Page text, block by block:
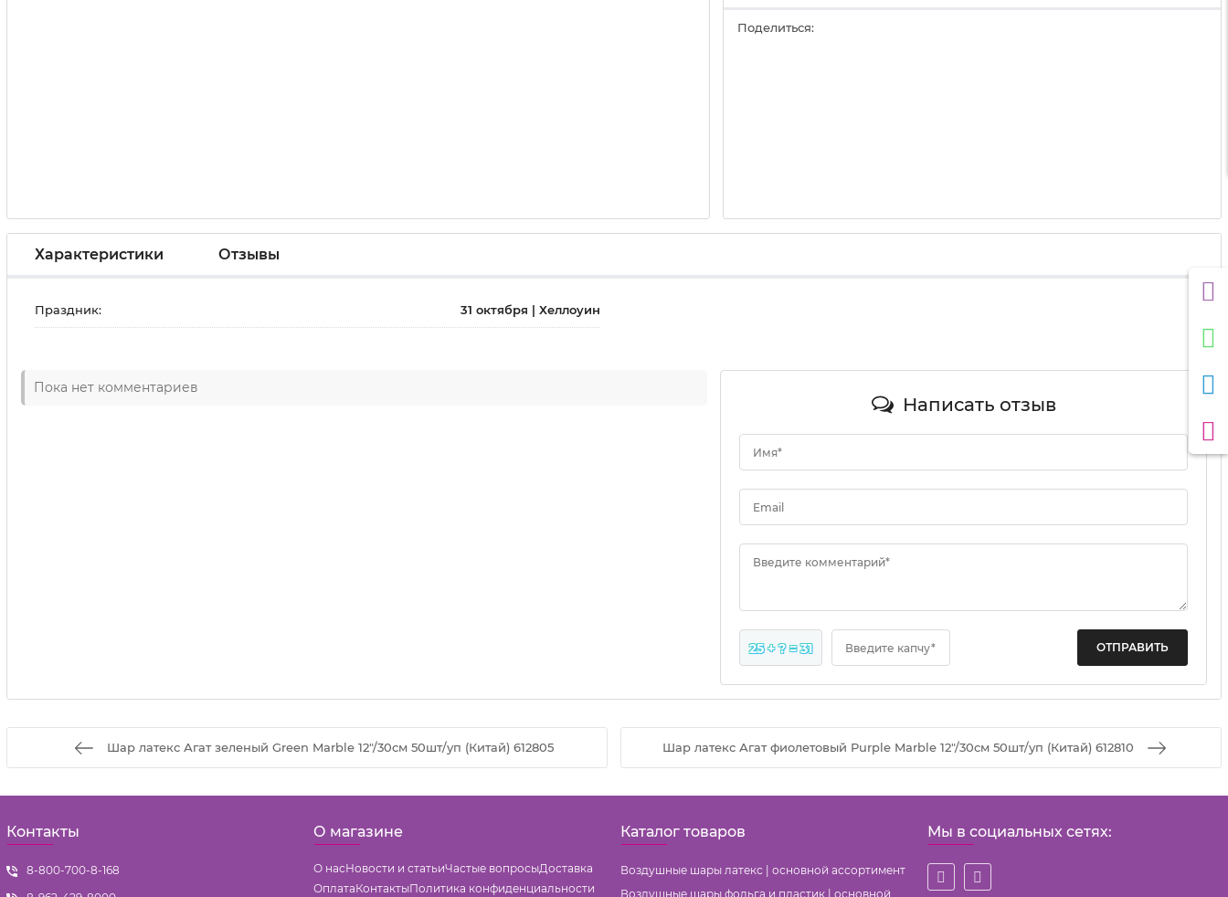
Поделиться:
Характеристики Отзывы
Праздник: 31 октября | Хеллоуин
Пока нет комментариев
Написать отзыв
Имя*
Email
Введите комментарий*
25 + ? = 31 Введите капчу*
Шар латекс Агат зеленый Green Marble 12"/30см 50шт/уп (Китай) 612805 Шар латекс Агат фиолетовый Purple Marble 12"/30см 50шт/уп (Китай) 612810
Контакты
8-800-700-8-168
О магазине
О насНовости и статьиЧастые вопросыДоставка
ОплатаКонтактыПолитика конфиденциальности
Каталог товаров
Воздушные шары латекс | основной ассортимент
Воздушные шары фольга и пластик | основной
Мы в социальных сетях: